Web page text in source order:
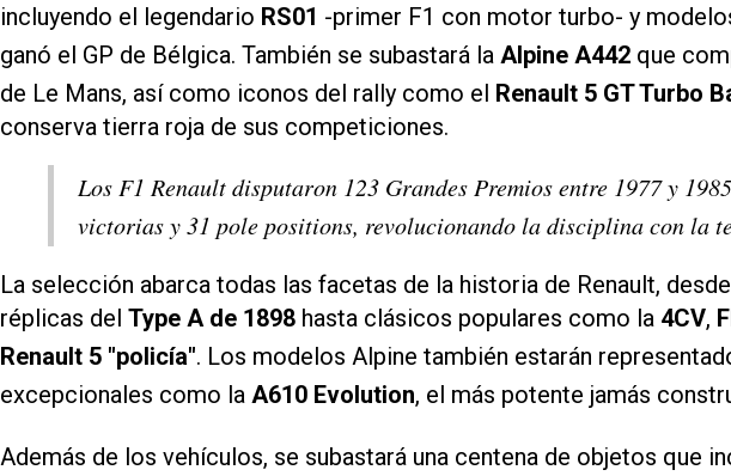
incluyendo el legendario RS01 -primer F1 con motor turbo- y
ganó el GP de Bélgica. También se subastará la Alpine A442 que
de Le Mans, así como iconos del rally como el Renault 5 GT Turbo
conserva tierra roja de sus competiciones.
Los F1 Renault disputaron 123 Grandes Premios entre 1977 y
victorias y 31 pole positions, revolucionando la disciplina con la
La selección abarca todas las facetas de la historia de Renault,
réplicas del Type A de 1898 hasta clásicos populares como la 4CV,
Renault 5 "policía". Los modelos Alpine también estarán
excepcionales como la A610 Evolution, el más potente jamás
Además de los vehículos, se subastará una centena de objetos que